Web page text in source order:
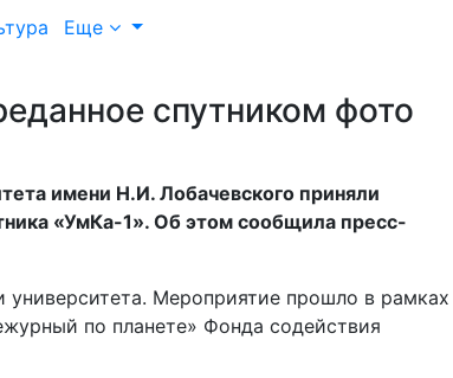
Еще
спутником фото
имени Н.И. Лобачевского приняли
«УмКа-1». Об этом сообщила пресс-
университета. Мероприятие прошло в рамках
по планете» Фонда содействия